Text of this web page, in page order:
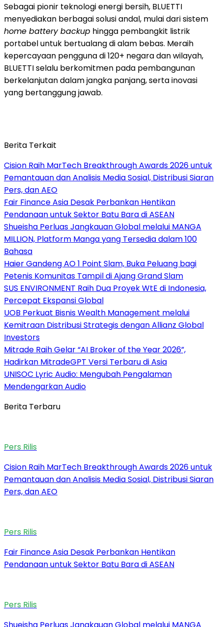
Sebagai pionir teknologi energi bersih, BLUETTI
menyediakan berbagai solusi andal, mulai dari sistem
home battery backup hingga pembangkit listrik
portabel untuk bertualang di alam bebas. Meraih
kepercayaan pengguna di 120+ negara dan wilayah,
BLUETTI selalu berkomitmen pada pembangunan
berkelanjutan dalam jangka panjang, serta inovasi
yang bertanggung jawab.
Berita Terkait
Cision Raih MarTech Breakthrough Awards 2026 untuk
Pemantauan dan Analisis Media Sosial, Distribusi Siaran
Pers, dan AEO
Fair Finance Asia Desak Perbankan Hentikan
Pendanaan untuk Sektor Batu Bara di ASEAN
Shueisha Perluas Jangkauan Global melalui MANGA
MILLION, Platform Manga yang Tersedia dalam 100
Bahasa
Haier Gandeng AO 1 Point Slam, Buka Peluang bagi
Petenis Komunitas Tampil di Ajang Grand Slam
SUS ENVIRONMENT Raih Dua Proyek WtE di Indonesia,
Percepat Ekspansi Global
UOB Perkuat Bisnis Wealth Management melalui
Kemitraan Distribusi Strategis dengan Allianz Global
Investors
Mitrade Raih Gelar “AI Broker of the Year 2026”,
Hadirkan MitradeGPT Versi Terbaru di Asia
UNISOC Lyric Audio: Mengubah Pengalaman
Mendengarkan Audio
Berita Terbaru
Pers Rilis
Cision Raih MarTech Breakthrough Awards 2026 untuk
Pemantauan dan Analisis Media Sosial, Distribusi Siaran
Pers, dan AEO
Pers Rilis
Fair Finance Asia Desak Perbankan Hentikan
Pendanaan untuk Sektor Batu Bara di ASEAN
Pers Rilis
Shueisha Perluas Jangkauan Global melalui MANGA